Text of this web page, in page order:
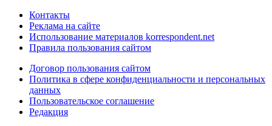
Контакты
Реклама на сайте
Использование материалов korrespondent.net
Правила пользования сайтом
Договор пользования сайтом
Политика в сфере конфиденциальности и персональных
данных
Пользовательское соглашение
Редакция